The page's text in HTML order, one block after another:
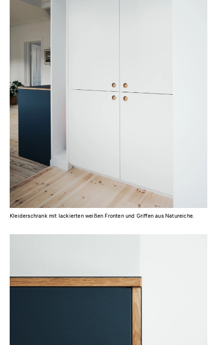
Kleiderschrank mit lackierten weißen Fronten und Griffen aus Natureiche.